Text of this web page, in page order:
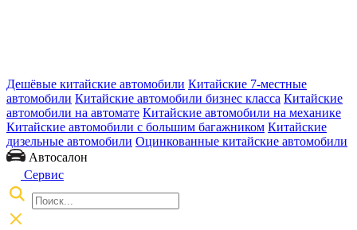
Дешёвые китайские автомобили Китайские 7-местные
автомобили Китайские автомобили бизнес класса Китайские
автомобили на автомате Китайские автомобили на механике
Китайские автомобили с большим багажником Китайские
дизельные автомобили Оцинкованные китайские автомобили
Автосалон
Сервис